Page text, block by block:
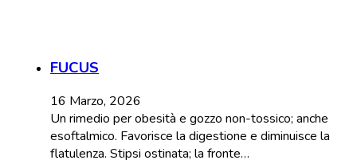
FUCUS
16 Marzo, 2026
Un rimedio per obesità e gozzo non-tossico; anche
esoftalmico. Favorisce la digestione e diminuisce la
flatulenza. Stipsi ostinata; la fronte…